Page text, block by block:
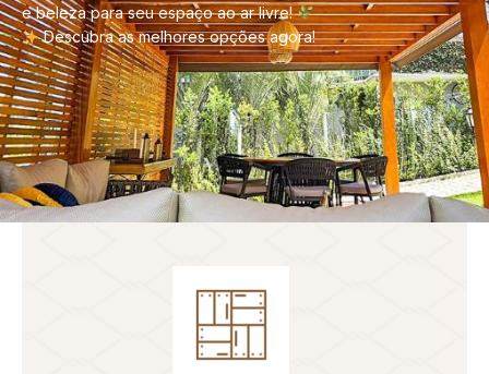
e beleza para seu espaço ao ar livre!
Descubra as melhores opções agora!